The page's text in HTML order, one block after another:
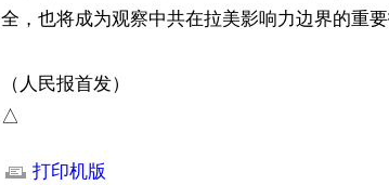
全，也将成为观察中共在拉美影响力边界的重要
（人民报首发）
△
打印机版